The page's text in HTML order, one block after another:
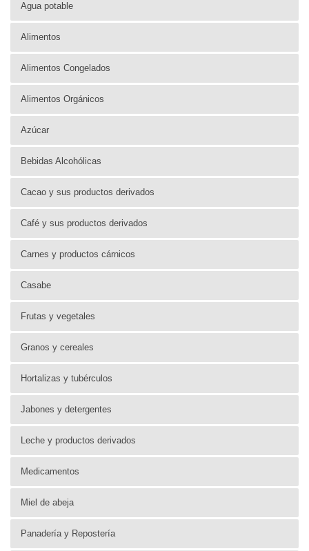
Agua potable
Alimentos
Alimentos Congelados
Alimentos Orgánicos
Azúcar
Bebidas Alcohólicas
Cacao y sus productos derivados
Café y sus productos derivados
Carnes y productos cárnicos
Casabe
Frutas y vegetales
Granos y cereales
Hortalizas y tubérculos
Jabones y detergentes
Leche y productos derivados
Medicamentos
Miel de abeja
Panadería y Repostería